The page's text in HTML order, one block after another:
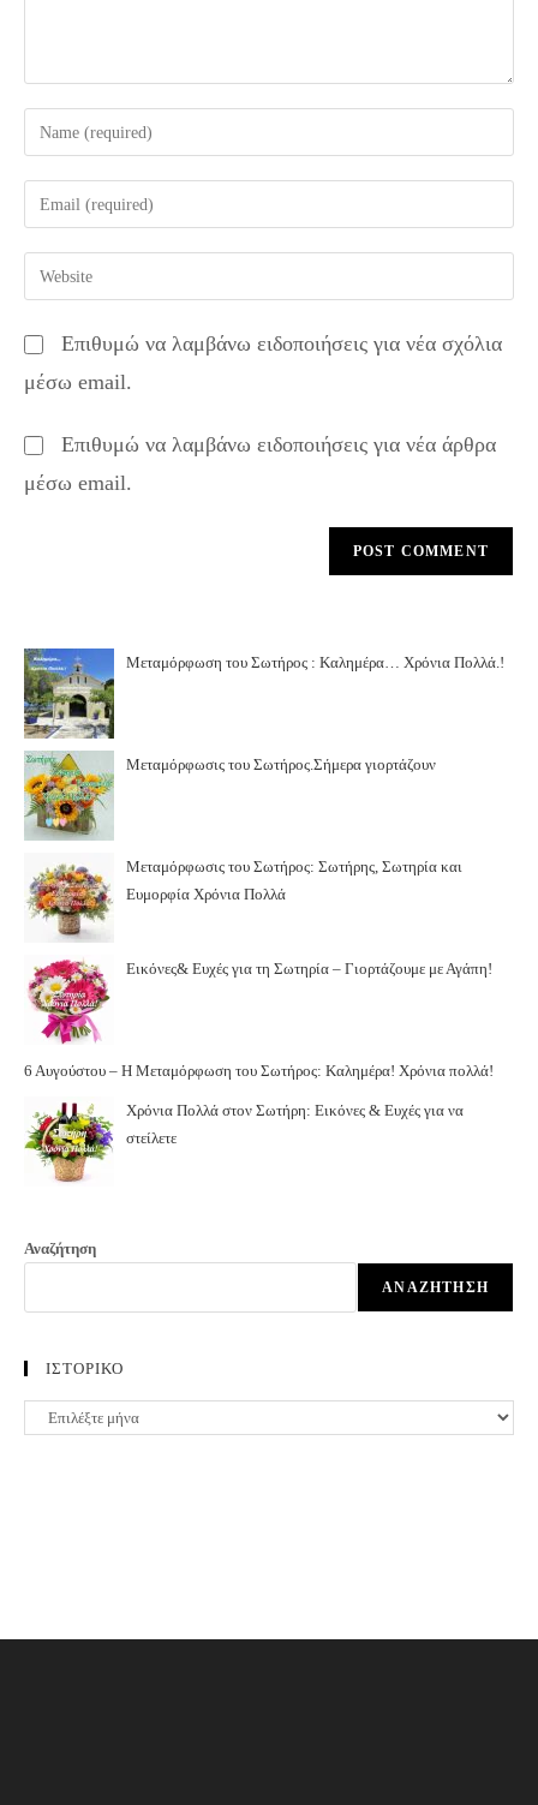
Enter
your
name
comment
Enter
your
email
address
comment
Enter
your
URL
(optional)
Επιθυμώ να λαμβάνω ειδοποιήσεις για νέα σχόλια
μέσω email.
Επιθυμώ να λαμβάνω ειδοποιήσεις για νέα άρθρα
μέσω email.
Μεταμόρφωση του Σωτήρος : Καλημέρα… Χρόνια Πολλά.!
Μεταμόρφωσις του Σωτήρος.Σήμερα γιορτάζουν
Μεταμόρφωσις του Σωτήρος: Σωτήρης, Σωτηρία και
Ευμορφία Χρόνια Πολλά
Εικόνες& Ευχές για τη Σωτηρία – Γιορτάζουμε με Αγάπη!
6 Αυγούστου – Η Μεταμόρφωση του Σωτήρος: Καλημέρα! Χρόνια πολλά!
Χρόνια Πολλά στον Σωτήρη: Εικόνες & Ευχές για να
στείλετε
Αναζήτηση
ΑΝΑΖΉΤΗΣΗ
ΙΣΤΟΡΙΚΟ
ΙΣΤΟΡΙΚΟ